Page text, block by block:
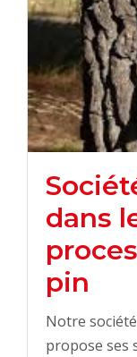
dans
pin
Notre
propose ses